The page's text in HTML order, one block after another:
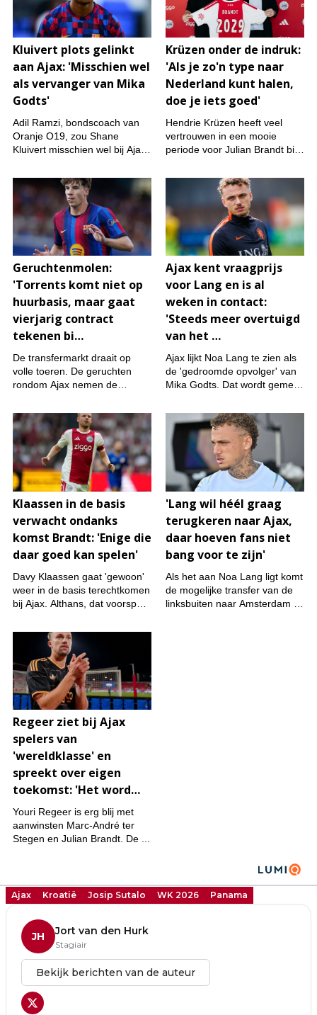
Ajax Kroatië Josip Sutalo WK 2026 Panama
JH Jort van den Hurk
Stagiair
Bekijk berichten van de auteur